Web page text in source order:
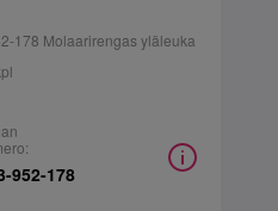
178 Molaarirengas yläleuka
952-178